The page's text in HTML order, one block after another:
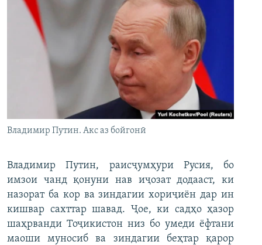
Владимир Путин. Акс аз бойгонӣ
Владимир Путин, раисҷумҳури Русия, бо
имзои чанд қонуни нав иҷозат додааст, ки
назорат ба кор ва зиндагии хориҷиён дар ин
кишвар сахттар шавад. Ҷое, ки садҳо ҳазор
шаҳрванди Тоҷикистон низ бо умеди ёфтани
маоши муносиб ва зиндагии беҳтар қарор